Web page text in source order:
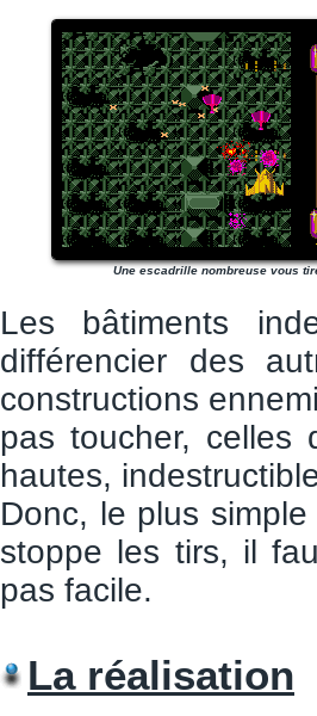
Une escadrille nombreuse vous
Les bâtiments
différencier des
constructions
pas toucher, celles
hautes,
Donc, le plus
stoppe les tirs, il
pas facile.
La réalisation